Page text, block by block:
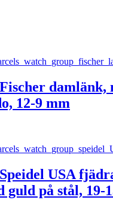
damlänk,
12-9 mm
USA
guld på stål, 19-